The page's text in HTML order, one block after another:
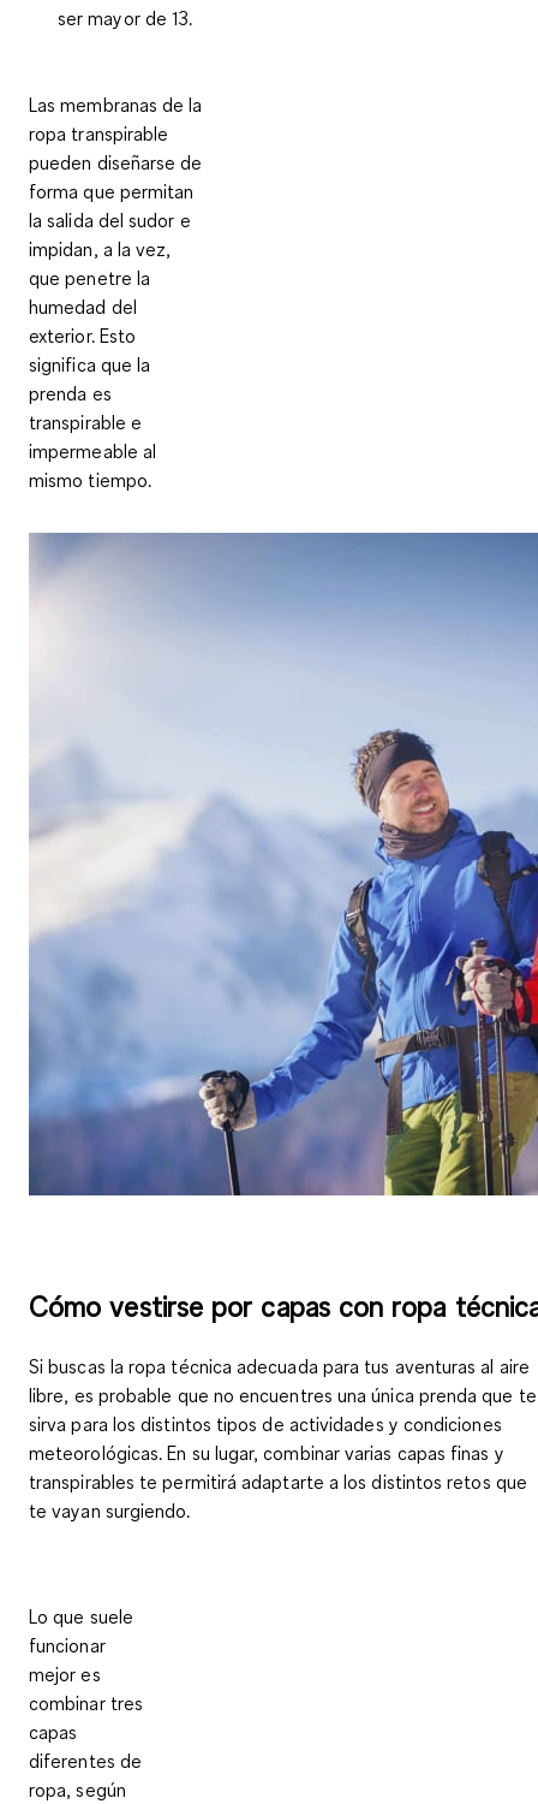
ser mayor de 13.
Las membranas de la
ropa transpirable
pueden diseñarse de
forma que permitan
la salida del sudor e
impidan, a la vez,
que penetre la
humedad del
exterior. Esto
significa que la
prenda es
transpirable e
impermeable al
mismo tiempo.
Cómo vestirse por capas con ropa
Si buscas la ropa técnica adecuada para tus aventuras al aire
libre, es probable que no encuentres una única prenda que te
sirva para los distintos tipos de actividades y condiciones
meteorológicas. En su lugar,combinar varias capas finas y
transpirables te permitirá adaptarte a los distintos retos que
te vayan surgiendo.
Lo que suele
funcionar
mejor es
combinar tres
capas
diferentes de
ropa, según